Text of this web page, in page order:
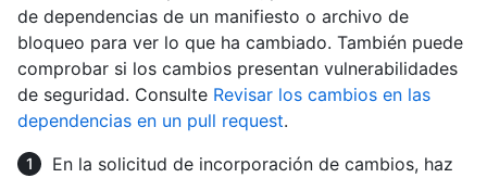
de dependencias de un manifiesto o archivo de
bloqueo para ver lo que ha cambiado. También puede
comprobar si los cambios presentan vulnerabilidades
de seguridad. Consulte Revisar los cambios en las
dependencias en un pull request.
En la solicitud de incorporación de cambios, haz